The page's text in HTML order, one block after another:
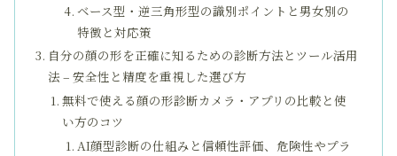
ベース型・逆三角形型の識別ポイントと男女別の
特徴と対応策
自分の顔の形を正確に知るための診断方法とツール活用
法 – 安全性と精度を重視した選び方
無料で使える顔の形診断カメラ・アプリの比較と使
い方のコツ
AI顔型診断の仕組みと信頼性評価、危険性やプラ